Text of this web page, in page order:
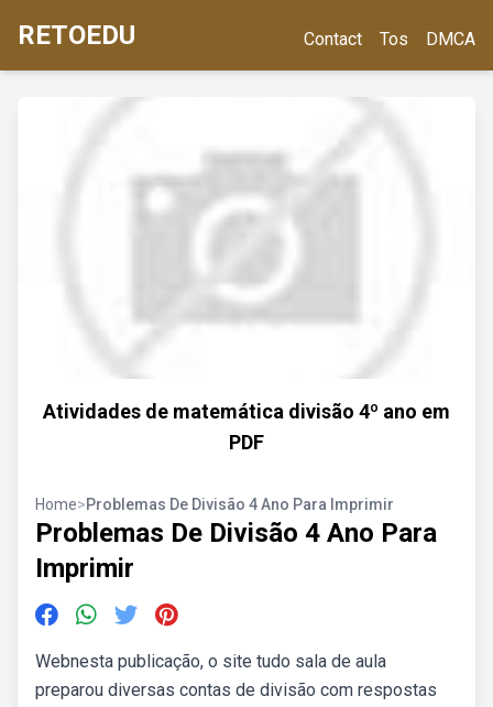
RETOEDU Contact Tos DMCA
Atividades de matemática divisão 4º ano em
PDF
Home>Problemas De Divisão 4 Ano Para Imprimir
Problemas De Divisão 4 Ano Para
Imprimir
Webnesta publicação, o site tudo sala de aula
preparou diversas contas de divisão com respostas